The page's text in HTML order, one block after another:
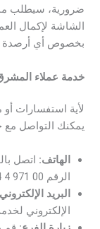
ضرورية، سيطلب
الشاشة لإكمال
بخصوص أي أرصدة
خدمة عملاء
لأية استفسارات
يمكنك التواصل مع
الهاتف: اتصل
الرقم 00 971 4 424 4444.
البريد
الإلكتروني